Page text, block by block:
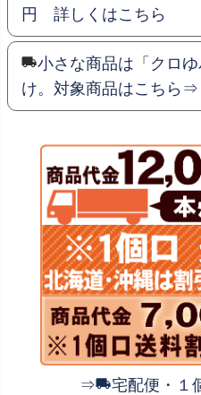
円 詳しくはこちら
小さな商品は「クロゆ
け。対象商品はこちら⇒
⇒ 宅配便・１